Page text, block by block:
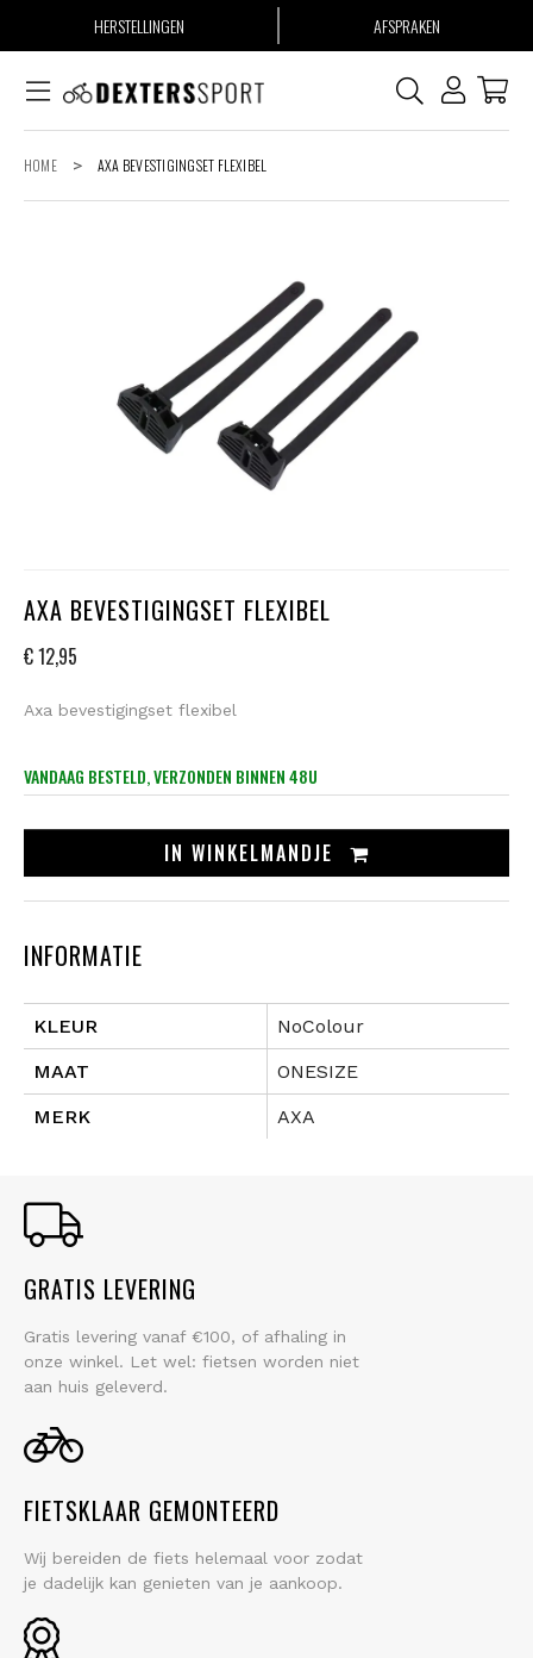
HERSTELLINGEN AFSPRAKEN
HOME > AXA BEVESTIGINGSET FLEXIBEL
AXA BEVESTIGINGSET FLEXIBEL
€ 12,95
Axa bevestigingset flexibel
VANDAAG BESTELD, VERZONDEN BINNEN 48U
IN WINKELMANDJE
INFORMATIE
KLEUR
NoColour
MAAT
ONESIZE
MERK
AXA
GRATIS LEVERING
Gratis levering vanaf €100, of afhaling in
onze winkel. Let wel: fietsen worden niet
aan huis geleverd.
FIETSKLAAR GEMONTEERD
Wij bereiden de fiets helemaal voor zodat
je dadelijk kan genieten van je aankoop.